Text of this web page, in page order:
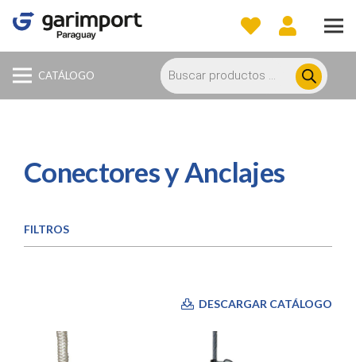
CATÁLOGO
Búsqueda
de
productos
Conectores y Anclajes
FILTROS
DESCARGAR CATÁLOGO